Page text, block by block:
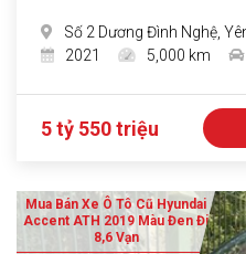
Số 2 Dương Đình Nghệ,
2021
5,000 km
5 tỷ 550 triệu
Mua Bán Xe Ô Tô Cũ Hyundai
Accent ATH 2019 Màu Đen Đi
8,6 Vạn